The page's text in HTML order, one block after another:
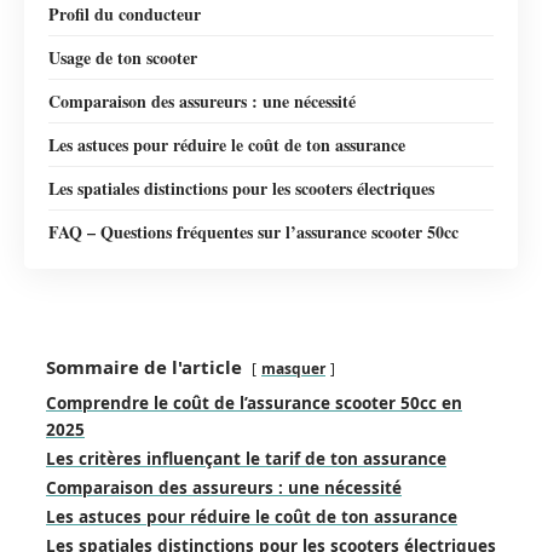
Profil du conducteur
Usage de ton scooter
Comparaison des assureurs : une nécessité
Les astuces pour réduire le coût de ton assurance
Les spatiales distinctions pour les scooters électriques
FAQ – Questions fréquentes sur l’assurance scooter 50cc
Sommaire de l'article masquer
Comprendre le coût de l’assurance scooter 50cc en
2025
Les critères influençant le tarif de ton assurance
Comparaison des assureurs : une nécessité
Les astuces pour réduire le coût de ton assurance
Les spatiales distinctions pour les scooters électriques